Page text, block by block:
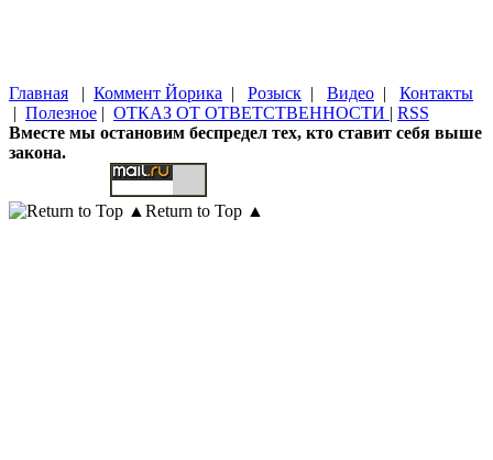
Главная | Коммент Йорика | Розыск | Видео | Контакты
| Полезное | ОТКАЗ ОТ ОТВЕТСТВЕННОСТИ | RSS
Вместе мы остановим беспредел тех, кто ставит себя выше
закона.
Return to Top ▲